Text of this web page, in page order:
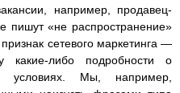
например, продавец-
пишут «не распространение»
сетевого маркетинга —
какие-либо подробности о
Мы, например,